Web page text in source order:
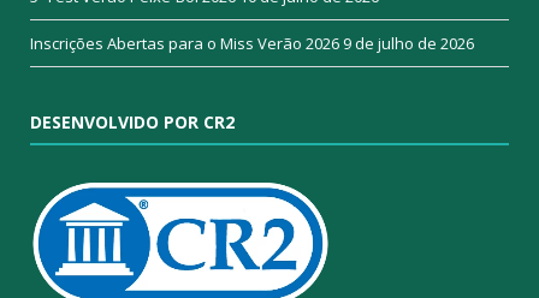
Inscrições Abertas para o Miss Verão 20269 de julho de 2026
DESENVOLVIDO POR CR2